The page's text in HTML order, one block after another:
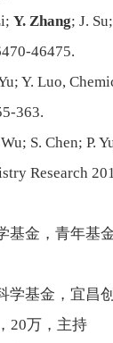
Y. Zhang; J.
46475.
Y. Luo,
363.
S. Chen; P.
Research
基金，青年基
学基金，宜昌
20万，主持